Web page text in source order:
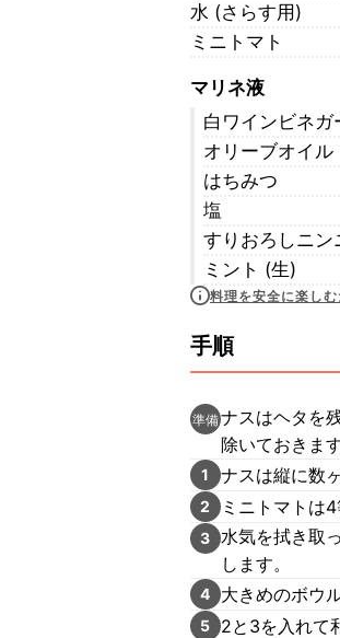
水 (さらす用)
ミニトマト
マリネ液
白ワインビネガ
オリーブオイル
はちみつ
塩
すりおろしニン
ミント (生)
料理を安全に楽し
手順
準備ナスはヘタを
除いておきま
1 ナスは縦に数
2 ミニトマトは4
3 水気を拭き取
します。
4 大きめのボウ
5 2と3を入れて